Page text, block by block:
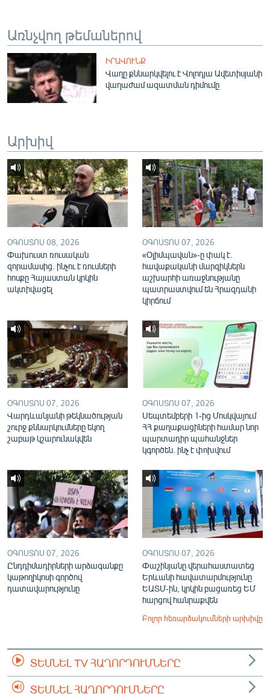
ՏԵՍԱՆՅՈՒԹԵՐ
ԲԱՆԱՎԵՃ
ՁԳՏԵԼՈՎ ԼԱՎԱԳՈՒՅՆԻՆ
Հայերեն
English
Русский
ՀԵՏԵՎԵՔ ՄԵԶ
«Ազատության» բոլոր կայքերը
Առնչվող թեմաներով
ԻՐԱՎՈՒՆՔ
Վաղը քննարկվելու է Վոլոդյա Ավետիսյանի
վաղաժամ ազատման դիմումը
Արխիվ
ՕԳՈՍՏՈՍ 08, 2026
Փախուստ ռուսական
զորամասից. ինչու է ռուսների
հոսքը Հայաստան կրկին
ակտիվացել
ՕԳՈՍՏՈՍ 07, 2026
«Օլիմպավան»-ը փակ է.
հավաքականի մարզիկներն
աշխարհի առաջնությանը
պատրաստվում են Հրազդանի
կիրճում
ՕԳՈՍՏՈՍ 07, 2026
Վարդևանյանի թեկնածության
շուրջ քննարկումները եկող
շաբաթ կշարունակվեն
ՕԳՈՍՏՈՍ 07, 2026
Սեպտեմբերի 1-ից Մոսկվայում
ՀՀ քաղաքացիների համար նոր
պարտադիր պահանջներ
կգործեն. ինչ է փոխվում
ՕԳՈՍՏՈՍ 07, 2026
Ընդդիմադիրների արձագանքը
կաթողիկոսի գործով
դատավարությունը
ՕԳՈՍՏՈՍ 07, 2026
Փաշինյանը վերահաստատեց
Երևանի հավատարմությունը
ԵԱՏՄ-ին, կրկին բացառեց ԵՄ
հարցով հանրաքվեն
Բոլոր հեռարձակումների արխիվը
ՏԵՍՆԵԼ TV ՀԱՂՈՐԴՈՒՄՆԵՐԸ
ՏԵՍՆԵԼ ՀԱՂՈՐԴՈՒՄՆԵՐԸ